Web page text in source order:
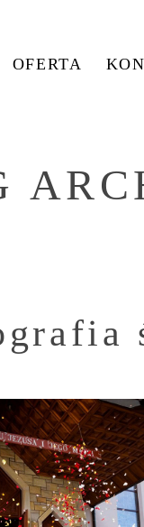
OFERTA